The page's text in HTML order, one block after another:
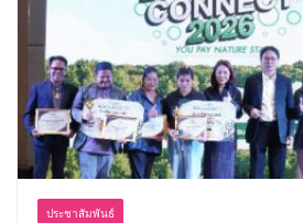
ประชาสัมพันธ์